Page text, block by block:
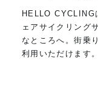
HELLO CYCLING
ェアサイクリング
なところへ。街乗
利用いただけます。